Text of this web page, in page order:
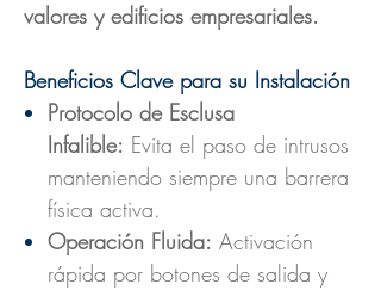
valores y edificios empresariales.
Beneficios Clave para su Instalación
Protocolo de Esclusa
Infalible: Evita el paso de intrusos
manteniendo siempre una barrera
física activa.
Operación Fluida: Activación
rápida por botones de salida y